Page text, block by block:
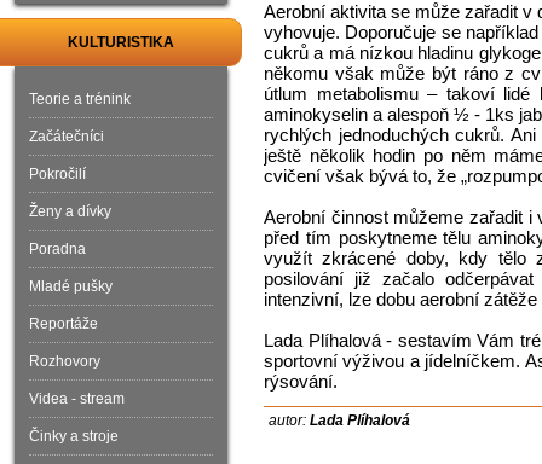
Aerobní aktivita se může zařadit v
vyhovuje. Doporučuje se
cukrů a má nízkou hladinu
někomu však může být ráno z
útlum metabolismu – takoví
aminokyselin a alespoň ½ - 1ks
rychlých jednoduchých cukrů.
ještě několik hodin po něm
cvičení však bývá to, že
Aerobní činnost můžeme zařadit i
před tím poskytneme tělu
využít zkrácené doby, kdy tělo
posilování již začalo
intenzivní, lze dobu aerobní
Lada Plíhalová - sestavím Vám
sportovní výživou a jídelníčkem.
rýsování.
autor: Lada Plíhalová
KULTURISTIKA
Teorie a trénink
Začátečníci
Pokročilí
Ženy a dívky
Poradna
Mladé pušky
Reportáže
Rozhovory
Videa - stream
Činky a stroje